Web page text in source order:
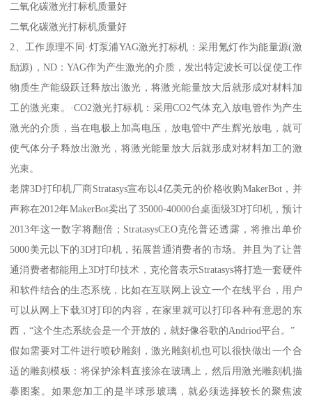
二氧化碳激光打标机质量好
二氧化碳激光打标机质量好
2、工作原理不同·灯泵浦YAG激光打标机：采用氪灯作为能量源(激
励源)，ND：YAG作为产生激光的介质，发出特定波长可以促使工作
物质生产能级跃迁释放出激光，将激光能量放大后就形成对材料加
工的激光束。·CO2激光打标机：采用CO2气体充入放电管作为产生
激光的介质，当在电极上加高电压，放电管中产生辉光放电，就可
使气体分子释放出激光，将激光能量放大后就形成对材料加工的激
光束。
老牌3D打印机厂商Stratasys宣布以4亿美元的价格收购MakerBot，并
声称在2012年MakerBot卖出了35000-40000台桌面级3D打印机，预计
2013年这一数字将翻倍；StratasysCEO克伦普还透露，将推出单价
5000美元以下的3D打印机，拓展普通消费者的市场。并且为了让普
通消费者都能用上3D打印技术，克伦普表示Stratasys将打造一套硬件
和软件结合的生态系统，比如在互联网上设立一个在线平台，用户
可以从网上下载3D打印的内容，在家里就可以打印各种有意思的东
西，“这个生态系统会是一个开放的，就好像谷歌的Andriod平台。”
假如需要对工件进行喷砂雕刻，激光雕刻机也可以很快做出一个合
适的雕刻模板：将保护涂料直接涂在玻璃上，然后用激光雕刻机描
摹图案。如果您加工的是半球形玻璃，就必须选择较长的聚焦波